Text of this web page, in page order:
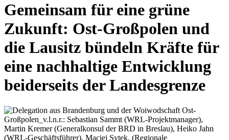
Gemeinsam für eine grüne
Zukunft: Ost-Großpolen und
die Lausitz bündeln Kräfte für
eine nachhaltige Entwicklung
beiderseits der Landesgrenze